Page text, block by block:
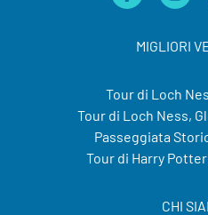
MIGLIORI
Tour di Loch
Tour di Loch Ness,
Passeggiata
Tour di Harry
CHI